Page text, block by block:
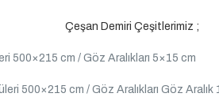
Çeşan Demiri Çeşitlerimiz ;
500×215 cm / Göz Aralıkları 5×15 cm
500×215 cm / Göz Aralıkları Göz Aralık